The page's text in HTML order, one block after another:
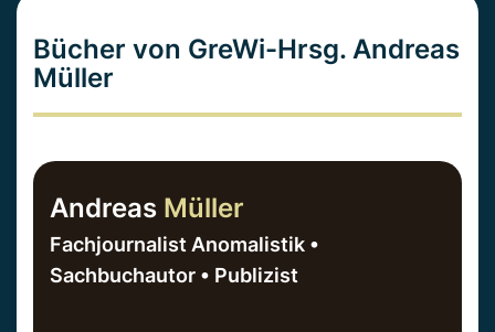
Bücher von GreWi-Hrsg. Andreas
Müller
Andreas Müller
Fachjournalist Anomalistik •
Sachbuchautor • Publizist